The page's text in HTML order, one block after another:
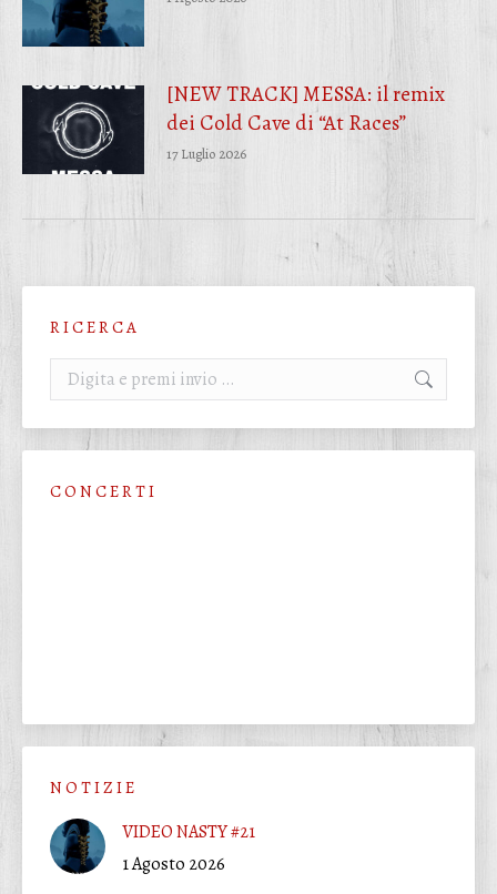
[NEW TRACK] MESSA: il remix
dei Cold Cave di “At Races”
17 Luglio 2026
R I C E R C A
Cerca:
C O N C E R T I
N O T I Z I E
VIDEO NASTY #21
1 Agosto 2026